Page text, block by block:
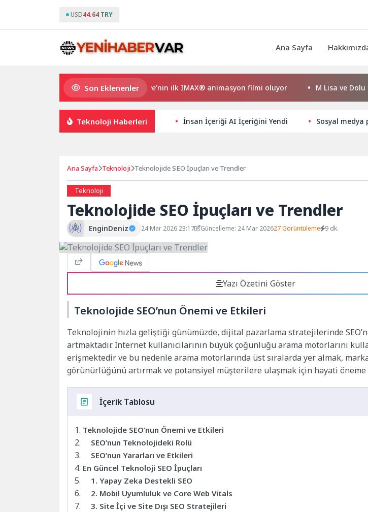
USD44.64 TRY
Ana Sayfa
Son Eklenenler
Gupi ve Gülmeyen Kral Türkiye’nin ilk IMAX® animasyon filmi oluyor M Lisa ve Dolu Kadehi
Teknoloji Haberleri İnsan İçeriği AI İçeriğini Yendi Sosyal medya
Ana Sayfa Teknoloji Teknolojide SEO İpuçları ve Trendler
Teknoloji
Teknolojide SEO İpuçları ve Trendler
EnginDeniz 24 Mar 2026 23:17 Güncelleme: 24 Mar 202627 Görüntüleme 9 dk.
Yazı Özetini Göster
Teknolojide SEO’nun Önemi ve Etkileri
Teknolojinin hızla geliştiği günümüzde, dijital pazarlama stratejilerinde
artmaktadır. İnternet kullanıcılarının büyük çoğunluğu arama motorlarını
erişmektedir ve bu nedenle arama motorlarında üst sıralarda yer almak,
görünürlüğünü artırmak ve potansiyel müşterilere ulaşmak için hayati öneme
İçerik Tablosu
Teknolojide SEO’nun Önemi ve Etkileri
SEO’nun Teknolojideki Rolü
SEO’nun Yararları ve Etkileri
En Güncel Teknoloji SEO İpuçları
1. Yapay Zeka Destekli SEO
2. Mobil Uyumluluk ve Core Web Vitals
3. Site İçi ve Site Dışı SEO Stratejileri